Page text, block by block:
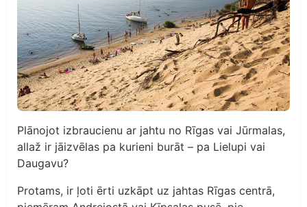
Plānojot izbraucienu ar jahtu no Rīgas vai Jūrmalas,
allaž ir jāizvēlas pa kurieni burāt – pa Lielupi vai
Daugavu?
Protams, ir ļoti ērti uzkāpt uz jahtas Rīgas centrā,